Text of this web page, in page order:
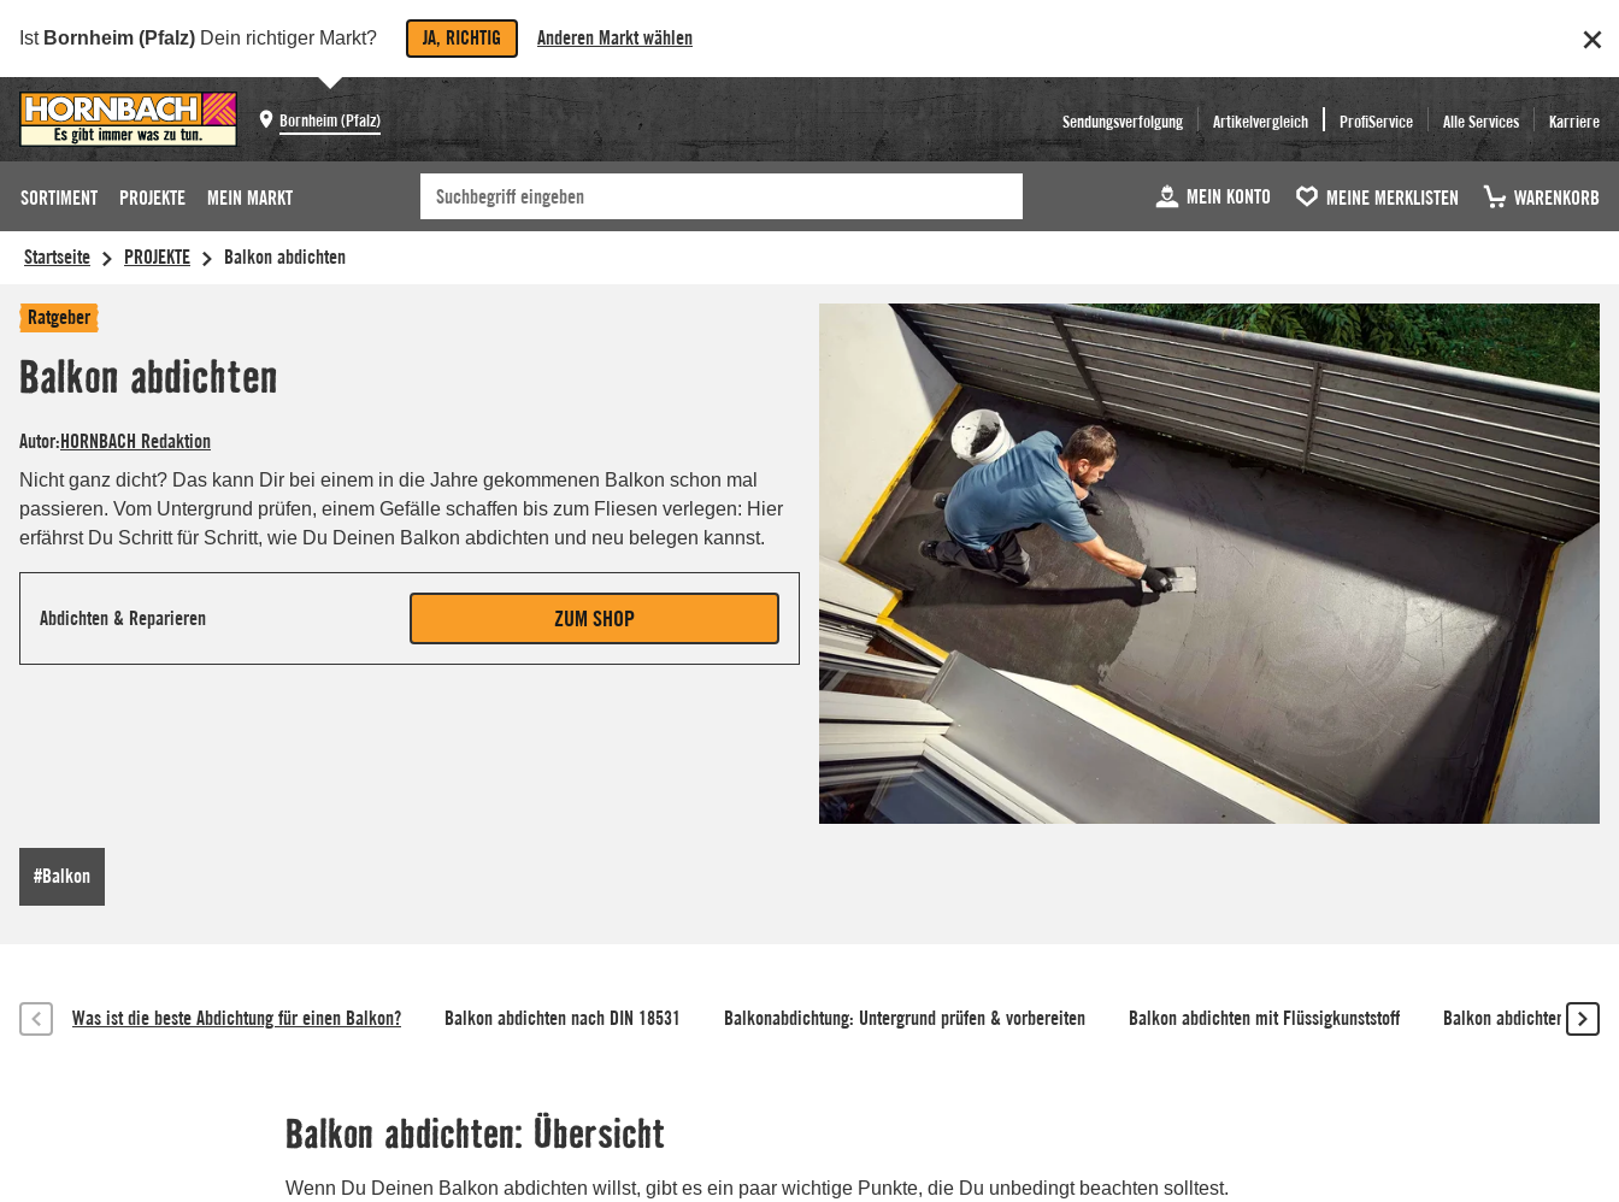
Ist Bornheim (Pfalz) Dein richtiger Markt? JA, RICHTIG Anderen Markt wählen
Bornheim (Pfalz) Sendungsverfolgung Artikelvergleich ProfiService Alle Services Karriere
SORTIMENT PROJEKTE MEIN MARKT MEIN KONTO MEINE MERKLISTEN WARENKORB